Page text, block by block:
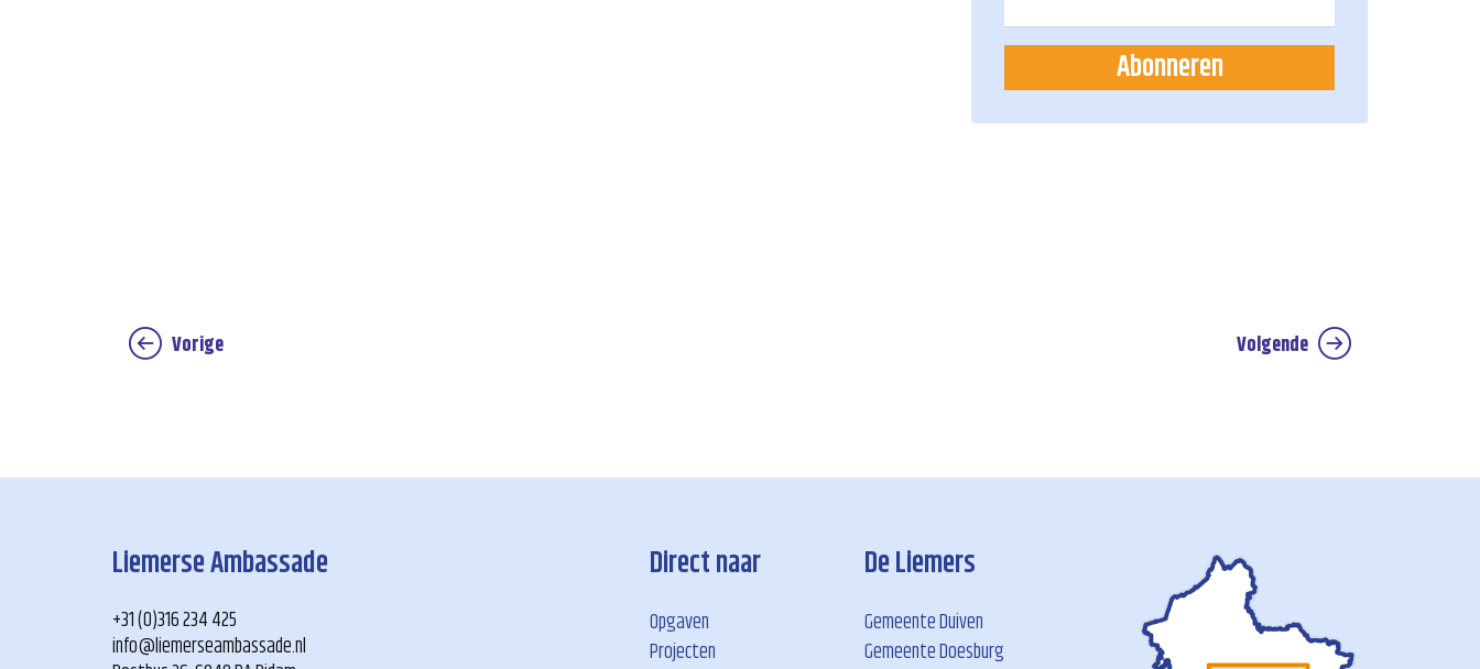
Abonneren
Vorige Volgende
Liemerse Ambassade
+31 (0)316 234 425
info@liemerseambassade.nl
Direct naar
Opgaven
Projecten
De Liemers
Gemeente Duiven
Gemeente Doesburg